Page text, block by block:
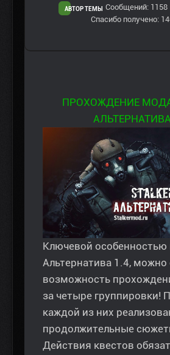
АВТОР ТЕМЫ
Сообщений: 1158
Спасибо получено:
ПРОХОЖДЕНИЕ
Ключевой
Альтернатива 1.4, можно
возможность
за четыре группировки!
каждой из них
продолжительные
Действия квестов